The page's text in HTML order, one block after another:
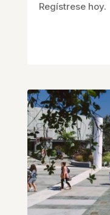
Regístrese hoy.